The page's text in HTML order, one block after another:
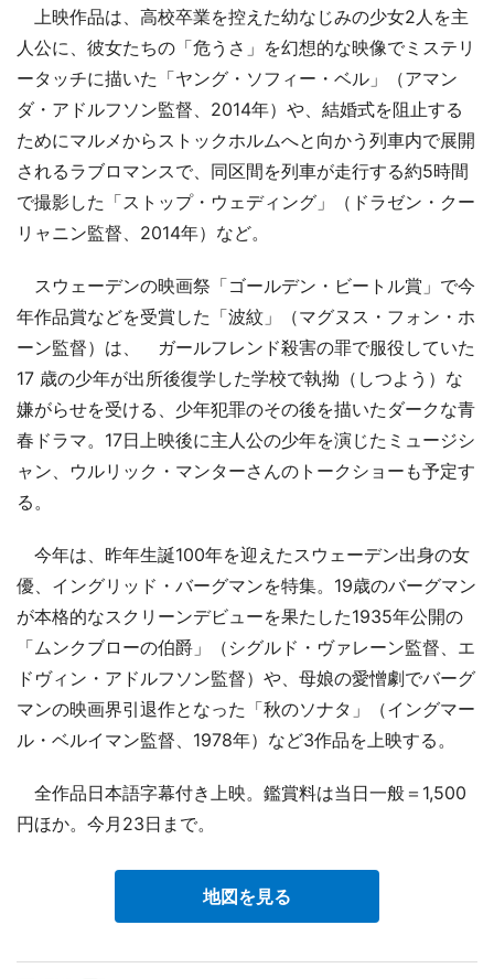
上映作品は、高校卒業を控えた幼なじみの少女2人を主
人公に、彼女たちの「危うさ」を幻想的な映像でミステリ
ータッチに描いた「ヤング・ソフィー・ベル」（アマン
ダ・アドルフソン監督、2014年）や、結婚式を阻止する
ためにマルメからストックホルムへと向かう列車内で展開
されるラブロマンスで、同区間を列車が走行する約5時間
で撮影した「ストップ・ウェディング」（ドラゼン・クー
リャニン監督、2014年）など。
スウェーデンの映画祭「ゴールデン・ビートル賞」で今
年作品賞などを受賞した「波紋」（マグヌス・フォン・ホ
ーン監督）は、 ガールフレンド殺害の罪で服役していた
17 歳の少年が出所後復学した学校で執拗（しつよう）な
嫌がらせを受ける、少年犯罪のその後を描いたダークな青
春ドラマ。17日上映後に主人公の少年を演じたミュージシ
ャン、ウルリック・マンターさんのトークショーも予定す
る。
今年は、昨年生誕100年を迎えたスウェーデン出身の女
優、イングリッド・バーグマンを特集。19歳のバーグマン
が本格的なスクリーンデビューを果たした1935年公開の
「ムンクブローの伯爵」（シグルド・ヴァレーン監督、エ
ドヴィン・アドルフソン監督）や、母娘の愛憎劇でバーグ
マンの映画界引退作となった「秋のソナタ」（イングマー
ル・ベルイマン監督、1978年）など3作品を上映する。
全作品日本語字幕付き上映。鑑賞料は当日一般＝1,500
円ほか。今月23日まで。
地図を見る